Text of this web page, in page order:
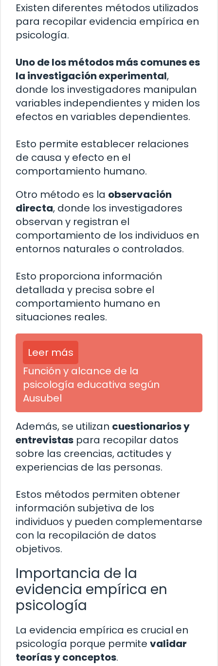
Existen diferentes métodos utilizados
para recopilar evidencia empírica en
psicología.
Uno de los métodos más comunes es
la investigación experimental,
donde los investigadores manipulan
variables independientes y miden los
efectos en variables dependientes.
Esto permite establecer relaciones
de causa y efecto en el
comportamiento humano.
Otro método es la observación
directa, donde los investigadores
observan y registran el
comportamiento de los individuos en
entornos naturales o controlados.
Esto proporciona información
detallada y precisa sobre el
comportamiento humano en
situaciones reales.
Leer más
Función y alcance de la
psicología educativa según
Ausubel
Además, se utilizan cuestionarios y
entrevistas para recopilar datos
sobre las creencias, actitudes y
experiencias de las personas.
Estos métodos permiten obtener
información subjetiva de los
individuos y pueden complementarse
con la recopilación de datos
objetivos.
Importancia de la
evidencia empírica en
psicología
La evidencia empírica es crucial en
psicología porque permite validar
teorías y conceptos.